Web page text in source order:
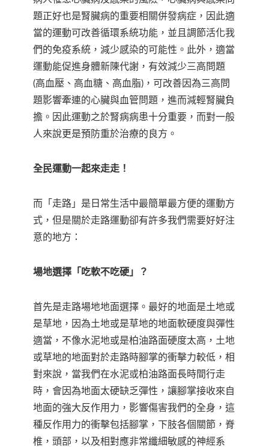
題正好也是腎臟病的重要相關併發病症，因此適
當的運動可改善循環系統功能，並且調節活化我
們的免疫系統，減少感染的可能性。此外，適當
運動能促進身體新陳代謝，有效減少三高問題
(高血壓、高血糖、高血脂)，可改善因為三高問
題影響牽連的心臟與血管問題，進而減輕腎臟負
擔。因此運動之於腎病病患十分重要，而對一般
人來說更是預防重於治療的良方。
全民運動一起來走走！
而「走路」是日常生活中最簡單最方便的運動方
式，但是關於走路運動卻有許多我們需要好好注
意的地方：
場地選擇 「 吃軟不吃硬 」 ？
首先是走路場地地面選擇。最好的地面是土地或
是草地，因為土地或是草地的地面軟硬度與彈性
適當，不像水泥地或是柏油路面硬度太高，土地
或草地的地面對於走路時腳掌的衝擊力較低，相
對來說，當我們在水泥或柏油路面長時間行走
時，會因為地面太硬缺乏彈性，讓腳掌接收來自
地面的強大反作用力，影響傷害我們的全身，這
種反作用力的衝擊包括腳掌，下肢各個關節，脊
椎，頭部，以及相對應非常纖細敏感的神經系